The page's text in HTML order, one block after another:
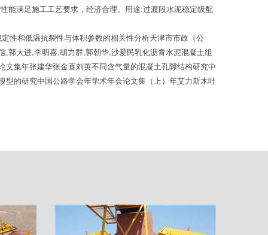
能满足施工工艺要求，经济合理。用途:过渡段水泥稳定级配
性和低温抗裂性与体积参数的相关性分析天津市市政（公
郭大进,李明喜,胡力群,郭朝华,沙爱民乳化沥青水泥混凝土组
集年张建华张金喜刘英不同含气量的混凝土孔隙结构研究中
的研究中国公路学会年学术年会论文集（上）年艾力斯木吐